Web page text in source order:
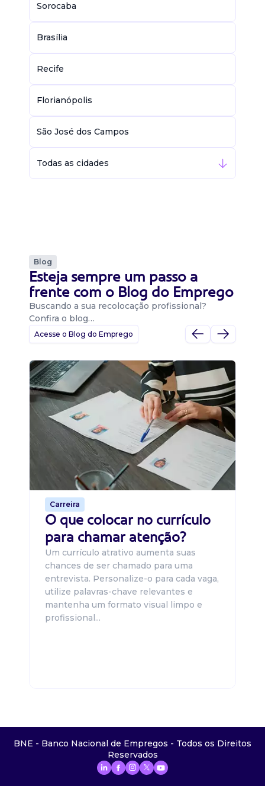
Sorocaba
Brasília
Recife
Florianópolis
São José dos Campos
Todas as cidades
Blog
Esteja sempre um passo a
frente com o Blog do Emprego
Buscando a sua recolocação profissional?
Confira o blog…
Acesse o Blog do Emprego
Carreira
O que colocar no currículo
para chamar atenção?
Um currículo atrativo aumenta suas
chances de ser chamado para uma
entrevista. Personalize-o para cada vaga,
utilize palavras-chave relevantes e
mantenha um formato visual limpo e
profissional...
BNE - Banco Nacional de Empregos - Todos os Direitos
Reservados